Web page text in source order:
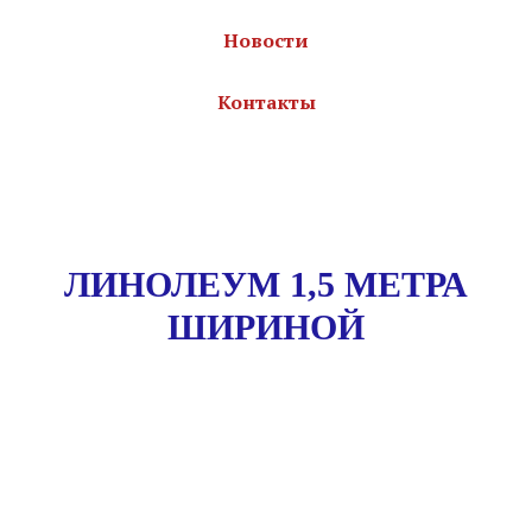
Новости
Контакты
ЛИНОЛЕУМ 1,5 МЕТРА
ШИРИНОЙ